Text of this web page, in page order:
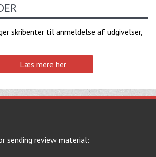
skribenter til anmeldelse af udgivelser,
Læs mere her
sending review material: